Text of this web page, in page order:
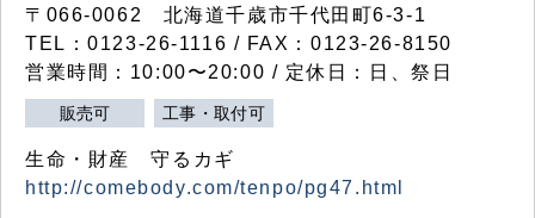
〒066-0062 北海道千歳市千代田町6-3-1
TEL：0123-26-1116 / FAX：0123-26-8150
営業時間：10:00〜20:00 / 定休日：日、祭日
販売可 工事・取付可
生命・財産 守るカギ
http://comebody.com/tenpo/pg47.html